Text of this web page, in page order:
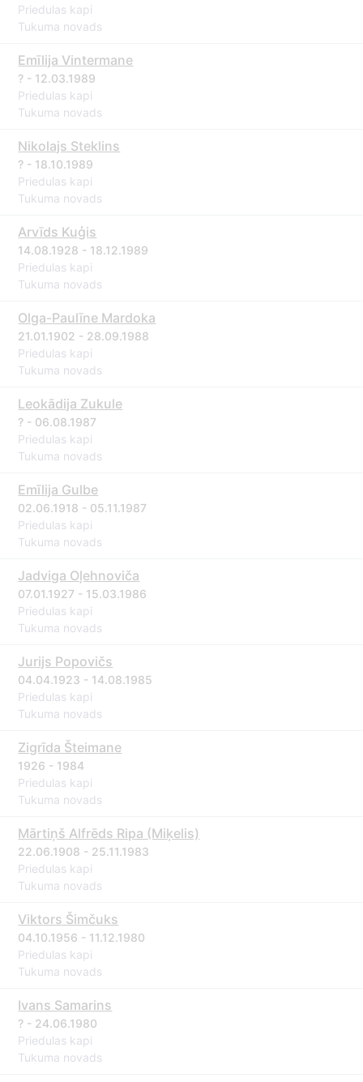
Priedulas kapi
Tukuma novads
Emīlija Vintermane
? - 12.03.1989
Priedulas kapi
Tukuma novads
Nikolajs Steklins
? - 18.10.1989
Priedulas kapi
Tukuma novads
Arvīds Kuģis
14.08.1928 - 18.12.1989
Priedulas kapi
Tukuma novads
Olga-Paulīne Mardoka
21.01.1902 - 28.09.1988
Priedulas kapi
Tukuma novads
Leokādija Zukule
? - 06.08.1987
Priedulas kapi
Tukuma novads
Emīlija Gulbe
02.06.1918 - 05.11.1987
Priedulas kapi
Tukuma novads
Jadviga Oļehnoviča
07.01.1927 - 15.03.1986
Priedulas kapi
Tukuma novads
Jurijs Popovičs
04.04.1923 - 14.08.1985
Priedulas kapi
Tukuma novads
Zigrīda Šteimane
1926 - 1984
Priedulas kapi
Tukuma novads
Mārtiņš Alfrēds Ripa (Miķelis)
22.06.1908 - 25.11.1983
Priedulas kapi
Tukuma novads
Viktors Šimčuks
04.10.1956 - 11.12.1980
Priedulas kapi
Tukuma novads
Ivans Samarins
? - 24.06.1980
Priedulas kapi
Tukuma novads